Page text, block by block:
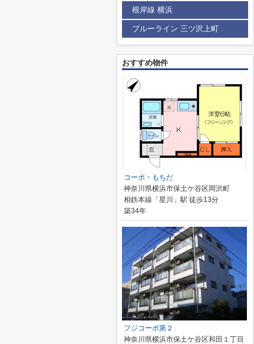
根岸線 横浜
ブルーライン 三ツ沢上町
おすすめ物件
コーポ・もちだ
神奈川県横浜市保土ケ谷区岡沢町
相鉄本線「星川」駅 徒歩13分
築34年
フジコーポ第２
神奈川県横浜市保土ケ谷区和田１丁目